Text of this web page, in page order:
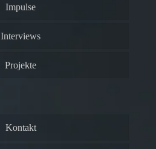
Impulse
Interviews
Projekte
Kontakt